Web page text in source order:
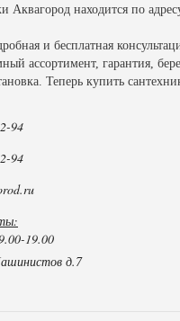
Аквагород находится по
и бесплатная
ассортимент, гарантия,
Теперь купить
94
94
19.00
д.7